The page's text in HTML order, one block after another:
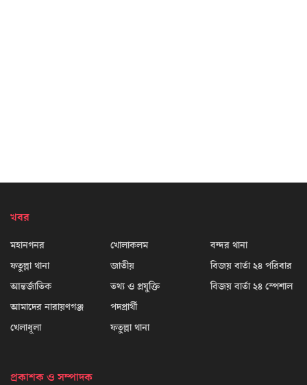
খবর
মহানগনর
ফতুল্লা থানা
আন্তর্জাতিক
আমাদের নারায়ণগঞ্জ
খেলাধূলা
খোলাকলম
জাতীয়
তথ্য ও প্রযুক্তি
পদপ্রার্থী
ফতুল্লা থানা
বন্দর থানা
বিজয় বার্তা ২৪ পরিবার
বিজয় বার্তা ২৪ স্পেশাল
প্রকাশক ও সম্পাদক